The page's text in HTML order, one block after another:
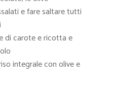
e fare saltare tutti
di carote e ricotta e
integrale con olive e